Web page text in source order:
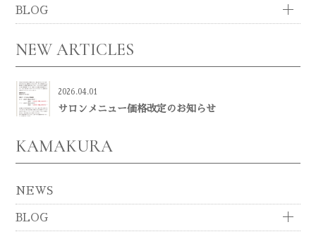
BLOG
NEW ARTICLES
2026.04.01
サロンメニュー価格改定のお知らせ
KAMAKURA
NEWS
BLOG